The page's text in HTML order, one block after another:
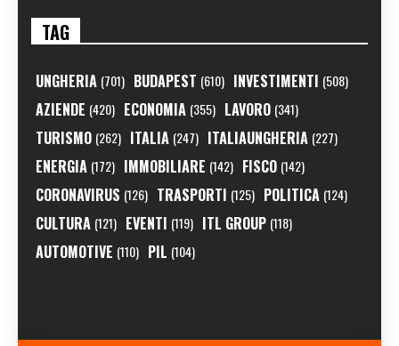
TAG
UNGHERIA (701) BUDAPEST (610) INVESTIMENTI (508)
AZIENDE (420) ECONOMIA (355) LAVORO (341)
TURISMO (262) ITALIA (247) ITALIAUNGHERIA (227)
ENERGIA (172) IMMOBILIARE (142) FISCO (142)
CORONAVIRUS (126) TRASPORTI (125) POLITICA (124)
CULTURA (121) EVENTI (119) ITL GROUP (118)
AUTOMOTIVE (110) PIL (104)